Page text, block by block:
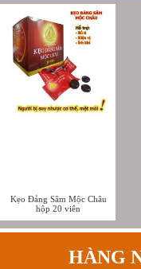
Kẹo Đảng Sâm Mộc Châu
hộp 20 viên
HÀNG